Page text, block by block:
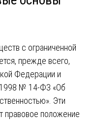
с ограниченной
прежде всего,
Федерации и
№ 14-ФЗ «Об
Эти
правовое положение